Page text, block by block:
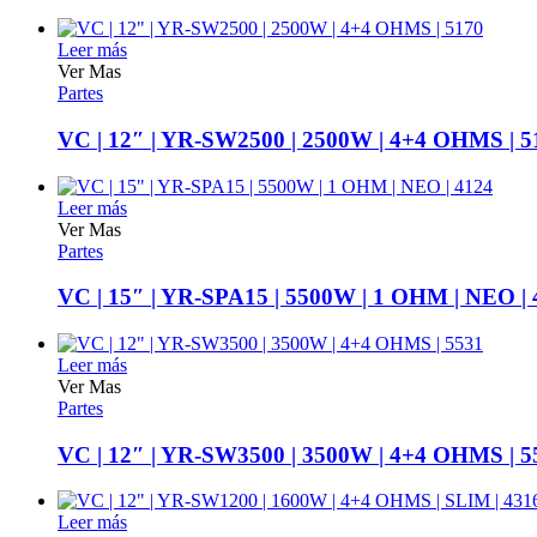
Leer más
Ver Mas
Partes
VC | 12″ | YR-SW2500 | 2500W | 4+4 OHMS |
Leer más
Ver Mas
Partes
VC | 15″ | YR-SPA15 | 5500W | 1 OHM | NEO |
Leer más
Ver Mas
Partes
VC | 12″ | YR-SW3500 | 3500W | 4+4 OHMS |
Leer más